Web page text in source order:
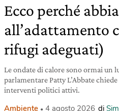
Ecco perché
all’adattamento
rifugi adeguati)
Le ondate di calore sono ormai un
parlamentare Patty L’Abbate
interventi politici attivi.
Ambiente 4 agosto 2026 di